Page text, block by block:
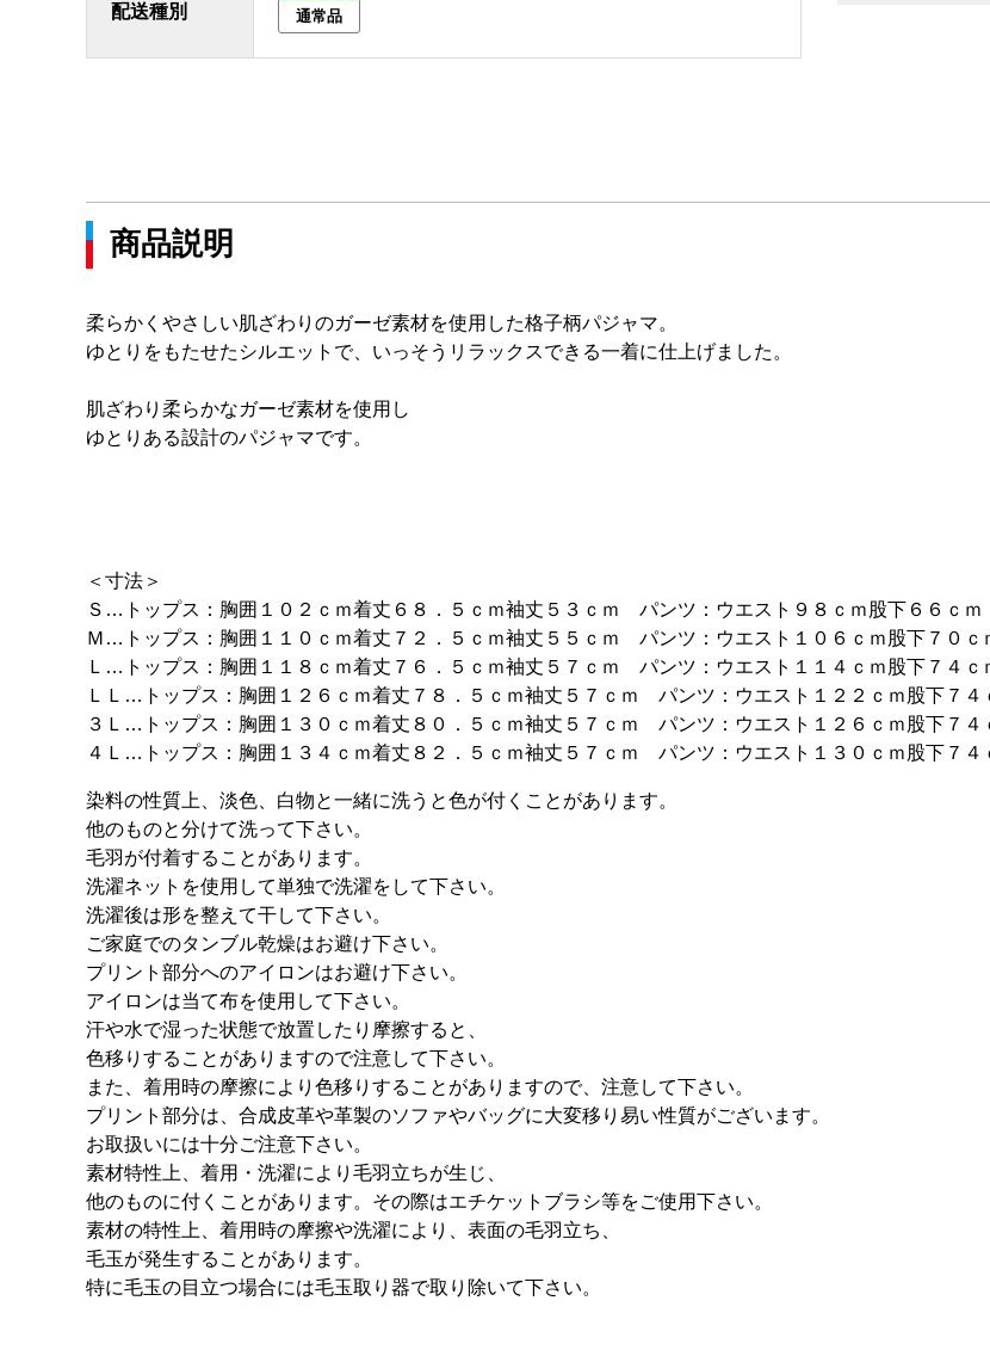
配送種別 通常品
商品説明
柔らかくやさしい肌ざわりのガーゼ素材を使用した格子柄パジャマ。
ゆとりをもたせたシルエットで、いっそうリラックスできる一着に仕上げました。
肌ざわり柔らかなガーゼ素材を使用し
ゆとりある設計のパジャマです。
＜寸法＞
Ｓ…トップス：胸囲１０２ｃｍ着丈６８．５ｃｍ袖丈５３ｃｍ パンツ：ウエスト９８ｃｍ股下６６ｃｍ
Ｍ…トップス：胸囲１１０ｃｍ着丈７２．５ｃｍ袖丈５５ｃｍ パンツ：ウエスト１０６ｃｍ股下７０ｃ
Ｌ…トップス：胸囲１１８ｃｍ着丈７６．５ｃｍ袖丈５７ｃｍ パンツ：ウエスト１１４ｃｍ股下７４ｃ
ＬＬ…トップス：胸囲１２６ｃｍ着丈７８．５ｃｍ袖丈５７ｃｍ パンツ：ウエスト１２２ｃｍ股下７４
３Ｌ…トップス：胸囲１３０ｃｍ着丈８０．５ｃｍ袖丈５７ｃｍ パンツ：ウエスト１２６ｃｍ股下７４
４Ｌ…トップス：胸囲１３４ｃｍ着丈８２．５ｃｍ袖丈５７ｃｍ パンツ：ウエスト１３０ｃｍ股下７４
染料の性質上、淡色、白物と一緒に洗うと色が付くことがあります。
他のものと分けて洗って下さい。
毛羽が付着することがあります。
洗濯ネットを使用して単独で洗濯をして下さい。
洗濯後は形を整えて干して下さい。
ご家庭でのタンブル乾燥はお避け下さい。
プリント部分へのアイロンはお避け下さい。
アイロンは当て布を使用して下さい。
汗や水で湿った状態で放置したり摩擦すると、
色移りすることがありますので注意して下さい。
また、着用時の摩擦により色移りすることがありますので、注意して下さい。
プリント部分は、合成皮革や革製のソファやバッグに大変移り易い性質がございます。
お取扱いには十分ご注意下さい。
素材特性上、着用・洗濯により毛羽立ちが生じ、
他のものに付くことがあります。その際はエチケットブラシ等をご使用下さい。
素材の特性上、着用時の摩擦や洗濯により、表面の毛羽立ち、
毛玉が発生することがあります。
特に毛玉の目立つ場合には毛玉取り器で取り除いて下さい。